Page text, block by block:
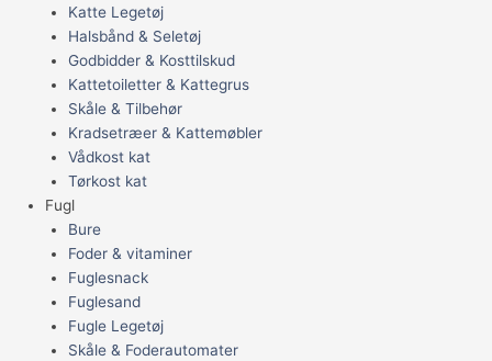
Katte Legetøj
Halsbånd & Seletøj
Godbidder & Kosttilskud
Kattetoiletter & Kattegrus
Skåle & Tilbehør
Kradsetræer & Kattemøbler
Vådkost kat
Tørkost kat
Fugl
Bure
Foder & vitaminer
Fuglesnack
Fuglesand
Fugle Legetøj
Skåle & Foderautomater